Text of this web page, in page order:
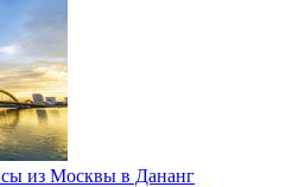
из Москвы в Дананг